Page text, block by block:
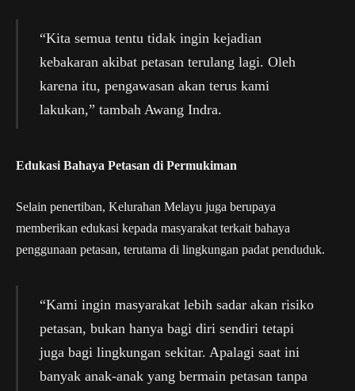
“Kita semua tentu tidak ingin kejadian
kebakaran akibat petasan terulang lagi. Oleh
karena itu, pengawasan akan terus kami
lakukan,” tambah Awang Indra.
Edukasi Bahaya Petasan di Permukiman
Selain penertiban, Kelurahan Melayu juga berupaya
memberikan edukasi kepada masyarakat terkait bahaya
penggunaan petasan, terutama di lingkungan padat penduduk.
“Kami ingin masyarakat lebih sadar akan risiko
petasan, bukan hanya bagi diri sendiri tetapi
juga bagi lingkungan sekitar. Apalagi saat ini
banyak anak-anak yang bermain petasan tanpa